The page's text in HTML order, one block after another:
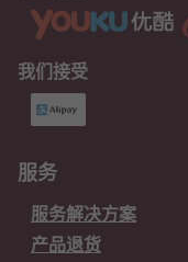
我们接受
服务
服务解决方案
产品退货